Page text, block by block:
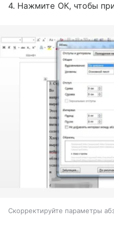
4. Нажмите ОК, чтобы
Скорректируйте параметры